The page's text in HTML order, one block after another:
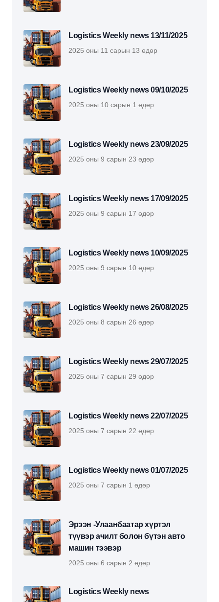
Logistics Weekly news 13/11/2025
2025 оны 11 сарын 13 өдөр
Logistics Weekly news 09/10/2025
2025 оны 10 сарын 1 өдөр
Logistics Weekly news 23/09/2025
2025 оны 9 сарын 23 өдөр
Logistics Weekly news 17/09/2025
2025 оны 9 сарын 17 өдөр
Logistics Weekly news 10/09/2025
2025 оны 9 сарын 10 өдөр
Logistics Weekly news 26/08/2025
2025 оны 8 сарын 26 өдөр
Logistics Weekly news 29/07/2025
2025 оны 7 сарын 29 өдөр
Logistics Weekly news 22/07/2025
2025 оны 7 сарын 22 өдөр
Logistics Weekly news 01/07/2025
2025 оны 7 сарын 1 өдөр
Эрээн -Улаанбаатар хүртэл
түүвэр ачилт болон бүтэн авто
машин тээвэр
2025 оны 6 сарын 2 өдөр
Logistics Weekly news